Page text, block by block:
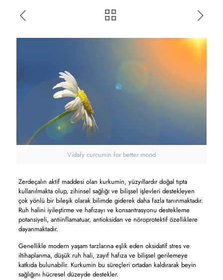
Vidafy curcumin for better mood
Zerdeçalın aktif maddesi olan kurkumin, yüzyıllardır doğal tıpta
kullanılmakta olup, zihinsel sağlığı ve bilişsel işlevleri destekleyen
çok yönlü bir bileşik olarak bilimde giderek daha fazla tanınmaktadır.
Ruh halini iyileştirme ve hafızayı ve konsantrasyonu destekleme
potansiyeli, antiinflamatuar, antioksidan ve nöroprotektif özelliklere
dayanmaktadır.
Genellikle modern yaşam tarzlarına eşlik eden oksidatif stres ve
iltihaplanma, düşük ruh hali, zayıf hafıza ve bilişsel gerilemeye
katkıda bulunabilir. Kurkumin bu süreçleri ortadan kaldırarak beyin
sağlığını hücresel düzeyde destekler.